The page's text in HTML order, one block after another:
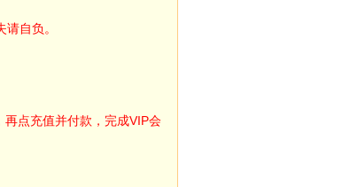
自负。
再点充值并付款，完成VIP会